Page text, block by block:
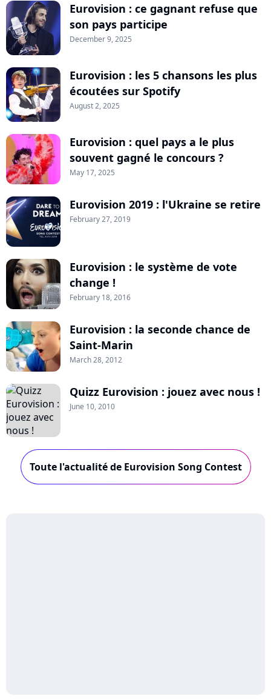
Eurovision : ce gagnant refuse que
son pays participe
December 9, 2025
Eurovision : les 5 chansons les plus
écoutées sur Spotify
August 2, 2025
Eurovision : quel pays a le plus
souvent gagné le concours ?
May 17, 2025
Eurovision 2019 : l'Ukraine se retire
February 27, 2019
Eurovision : le système de vote
change !
February 18, 2016
Eurovision : la seconde chance de
Saint-Marin
March 28, 2012
Quizz Eurovision : jouez avec nous !
June 10, 2010
Toute l'actualité de Eurovision Song Contest